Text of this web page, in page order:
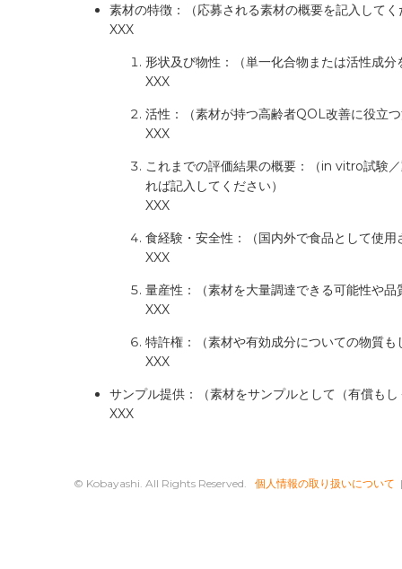
素材の特徴：（応募される素材の概要を記入してく
XXX
形状及び物性：（単一化合物または活性成
XXX
活性：（素材が持つ高齢者QOL改善に役立
XXX
これまでの評価結果の概要：（in vitro試験
れば記入してください）
XXX
食経験・安全性：（国内外で食品として使
XXX
量産性：（素材を大量調達できる可能性や
XXX
特許権：（素材や有効成分についての物質
XXX
サンプル提供：（素材をサンプルとして（有償も
XXX
© Kobayashi. All Rights Reserved. 個人情報の取り扱いについて